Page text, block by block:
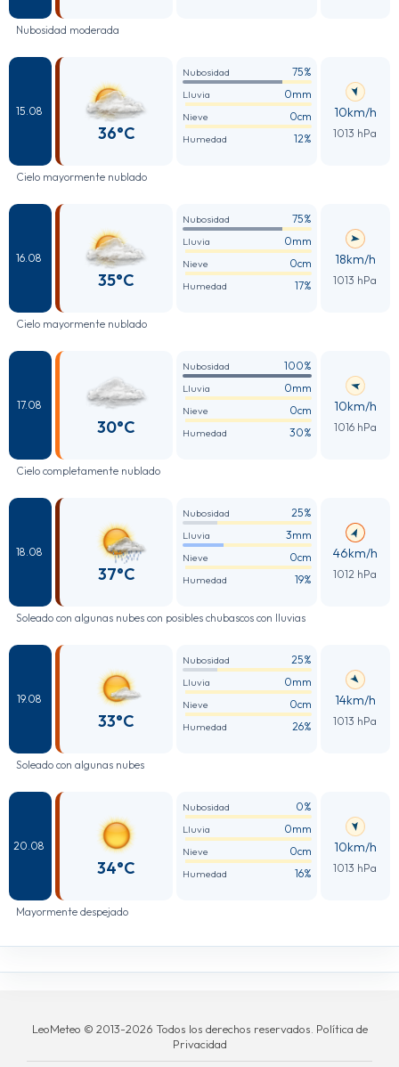
Nubosidad moderada
15.08
36°C
Nubosidad 75%
Lluvia 0mm
Nieve 0cm
Humedad 12%
10km/h
1013 hPa
Cielo mayormente nublado
16.08
35°C
Nubosidad 75%
Lluvia 0mm
Nieve 0cm
Humedad 17%
18km/h
1013 hPa
Cielo mayormente nublado
17.08
30°C
Nubosidad 100%
Lluvia 0mm
Nieve 0cm
Humedad 30%
10km/h
1016 hPa
Cielo completamente nublado
18.08
37°C
Nubosidad 25%
Lluvia 3mm
Nieve 0cm
Humedad 19%
46km/h
1012 hPa
Soleado con algunas nubes con posibles chubascos con lluvias
19.08
33°C
Nubosidad 25%
Lluvia 0mm
Nieve 0cm
Humedad 26%
14km/h
1013 hPa
Soleado con algunas nubes
20.08
34°C
Nubosidad 0%
Lluvia 0mm
Nieve 0cm
Humedad 16%
10km/h
1013 hPa
Mayormente despejado
LeoMeteo © 2013-2026 Todos los derechos reservados. Política de
Privacidad